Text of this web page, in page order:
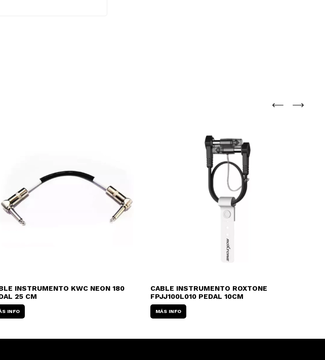
INSTRUMENTO KWC NEON 180
25 CM
INFO
CABLE INSTRUMENTO ROXTONE
FPJJ100L010 PEDAL 10CM
MÁS INFO